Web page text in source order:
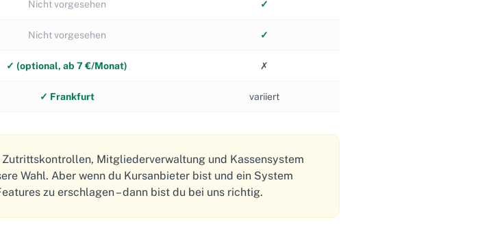
Nicht vorgesehen ✓
Nicht vorgesehen ✓
✓ (optional, ab 7 €/Monat) ✗
✓ Frankfurt variiert
Mitgliederverwaltung und Kassensystem
Wahl. Aber wenn du Kursanbieter bist und ein System
zu erschlagen – dann bist du bei uns richtig.